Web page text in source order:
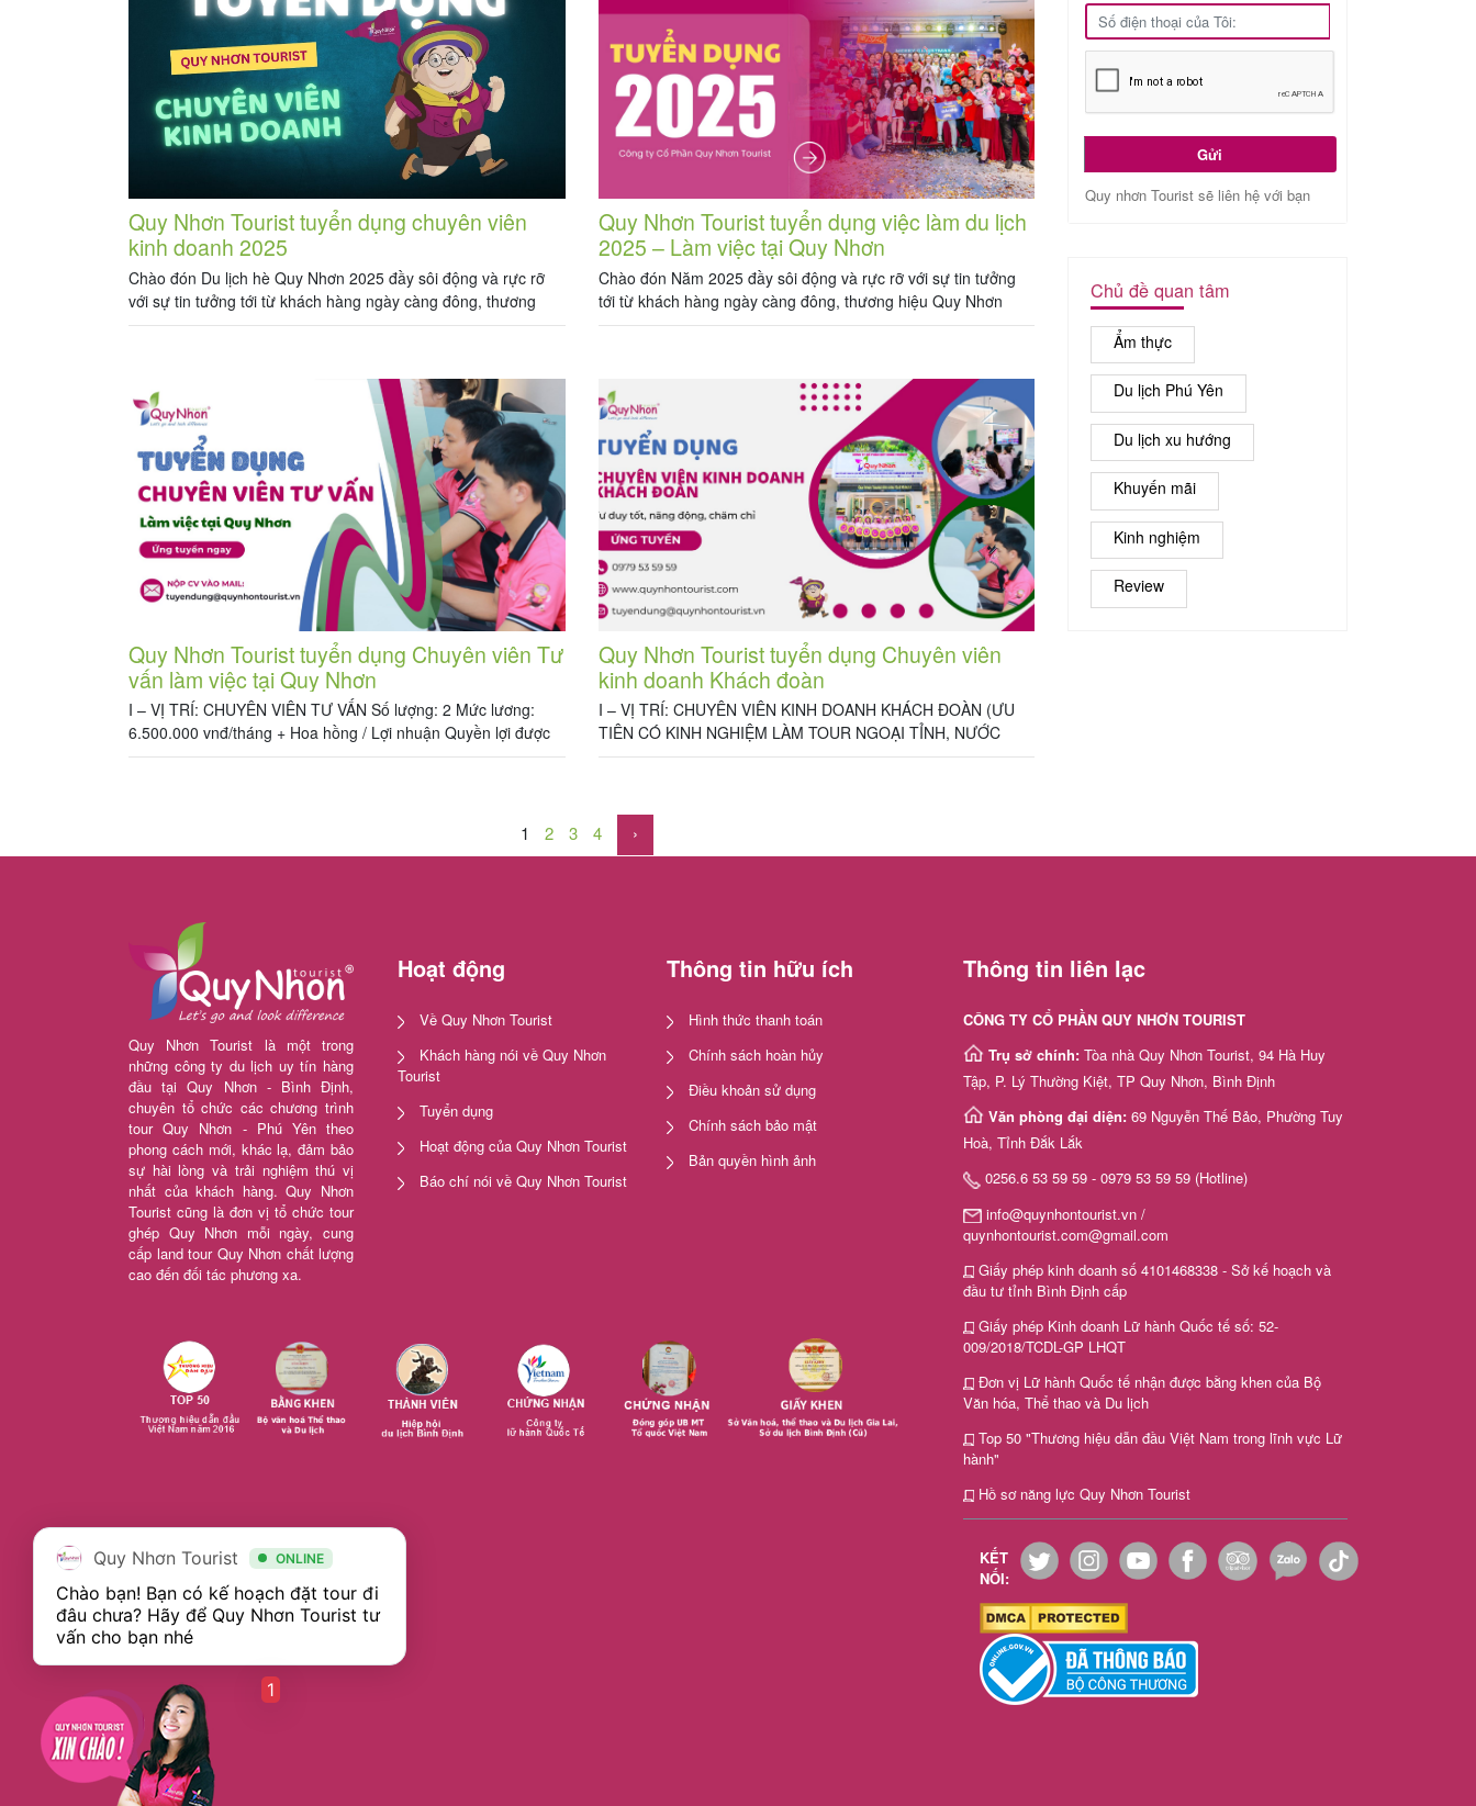
Quy Nhơn Tourist tuyển dụng chuyên viên
kinh doanh 2025
Chào đón Du lịch hè Quy Nhơn 2025 đầy sôi động và rực rỡ
với sự tin tưởng tới từ khách hàng ngày càng đông, thương
hiệu Quy Nhơn Tourist mở rộng kinh doanh tuyển dụng vị trí
Quy Nhơn Tourist tuyển dụng việc làm du lịch
2025 – Làm việc tại Quy Nhơn
Chào đón Năm 2025 đầy sôi động và rực rỡ với sự tin tưởng
tới từ khách hàng ngày càng đông, thương hiệu Quy Nhơn
Tourist mở rộng kinh doanh tuyển dụng các vị trí sau: I – VỊ
Quy Nhơn Tourist tuyển dụng Chuyên viên Tư
vấn làm việc tại Quy Nhơn
I – VỊ TRÍ: CHUYÊN VIÊN TƯ VẤN Số lượng: 2 Mức lương:
6.500.000 vnđ/tháng + Hoa hồng / Lợi nhuận Quyền lợi được
hưởng: + Lương khởi điểm: 6.500.000đ + hoa hồng theo hợp
Quy Nhơn Tourist tuyển dụng Chuyên viên
kinh doanh Khách đoàn
I – VỊ TRÍ: CHUYÊN VIÊN KINH DOANH KHÁCH ĐOÀN (ƯU
TIÊN CÓ KINH NGHIỆM LÀM TOUR NGOẠI TỈNH, NƯỚC
NGOÀI) Tình hình rất là tình hình, Quy Nhơn Tourist cần truy
[…]
1 2 3 4 ›
Gửi
Quy nhơn Tourist sẽ liên hệ với bạn
Chủ đề quan tâm
Ẩm thực
Du lịch Phú Yên
Du lịch xu hướng
Khuyến mãi
Kinh nghiệm
Review
Quy Nhơn Tourist là một trong
những công ty du lịch uy tín hàng
đầu tại Quy Nhơn - Bình Định,
chuyên tổ chức các chương trình
tour Quy Nhơn - Phú Yên theo
phong cách mới, khác lạ, đảm bảo
sự hài lòng và trải nghiệm thú vị
nhất của khách hàng. Quy Nhơn
Tourist cũng là đơn vị tổ chức tour
ghép Quy Nhơn mỗi ngày, cung
cấp land tour Quy Nhơn chất lượng
cao đến đối tác phương xa.
Hoạt động
Về Quy Nhơn Tourist
Khách hàng nói về Quy Nhơn
Tourist
Tuyển dụng
Hoạt động của Quy Nhơn Tourist
Báo chí nói về Quy Nhơn Tourist
Thông tin hữu ích
Hình thức thanh toán
Chính sách hoàn hủy
Điều khoản sử dụng
Chính sách bảo mật
Bản quyền hình ảnh
Thông tin liên lạc
CÔNG TY CỔ PHẦN QUY NHƠN TOURIST
Trụ sở chính: Tòa nhà Quy Nhơn Tourist, 94 Hà Huy
Tập, P. Lý Thường Kiệt, TP Quy Nhơn, Bình Định
Văn phòng đại diện: 69 Nguyễn Thế Bảo, Phường Tuy
Hoà, Tỉnh Đắk Lắk
0256.6 53 59 59 - 0979 53 59 59 (Hotline)
info@quynhontourist.vn /
quynhontourist.com@gmail.com
Giấy phép kinh doanh số 4101468338 - Sở kế hoạch và
đầu tư tỉnh Bình Định cấp
Giấy phép Kinh doanh Lữ hành Quốc tế số: 52-
009/2018/TCDL-GP LHQT
Đơn vị Lữ hành Quốc tế nhận được bằng khen của Bộ
Văn hóa, Thể thao và Du lịch
Top 50 "Thương hiệu dẫn đầu Việt Nam trong lĩnh vực Lữ
hành"
Hồ sơ năng lực Quy Nhơn Tourist
KẾT
NỐI:
Quy Nhơn Tourist ONLINE
Chào bạn! Bạn có kế hoạch đặt tour đi
đâu chưa? Hãy để Quy Nhơn Tourist tư
1